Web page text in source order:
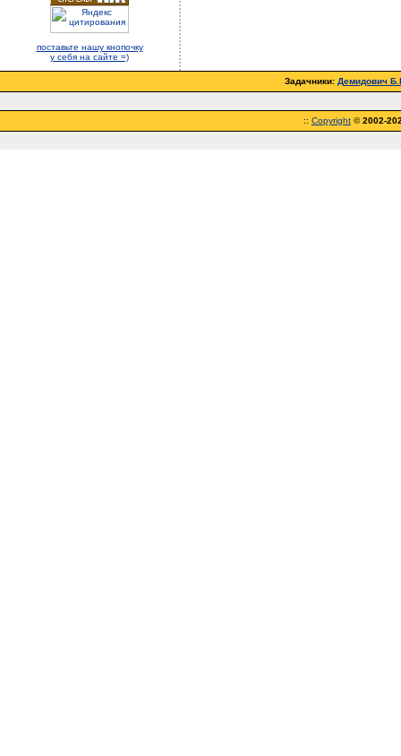
поставьте нашу кнопочку
у себя на сайте =)
Задачники: Демидович
:: Copyright ©2002-